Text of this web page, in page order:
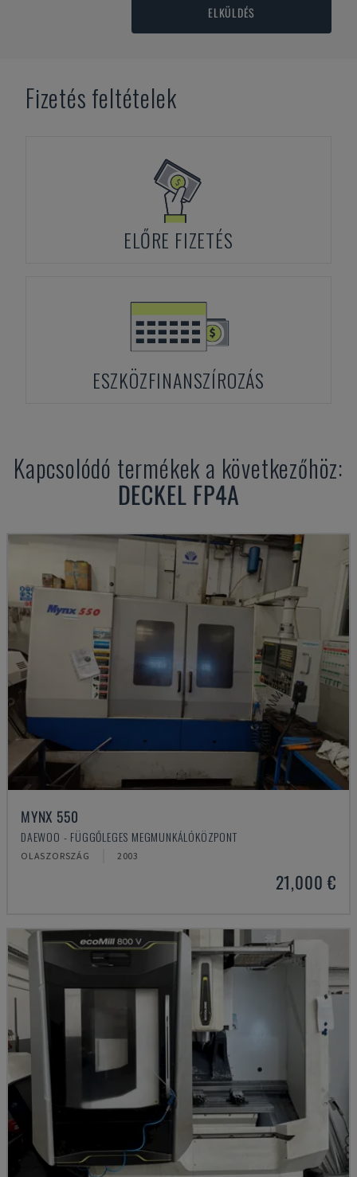
ELKÜLDÉS
Fizetés feltételek
ELŐRE FIZETÉS
ESZKÖZFINANSZÍROZÁS
Kapcsolódó termékek a következőhöz:
DECKEL FP4A
MYNX 550
DAEWOO - FÜGGŐLEGES MEGMUNKÁLÓKÖZPONT
OLASZORSZÁG 2003
21,000 €